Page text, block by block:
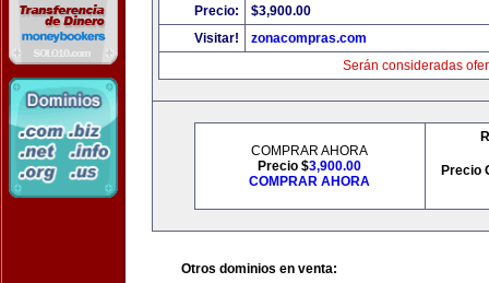
Precio:
$3,900.00
Visitar!
zonacompras.com
Serán consideradas
COMPRAR AHORA
Precio $3,900.00
COMPRAR AHORA
Precio
Otros dominios en venta: